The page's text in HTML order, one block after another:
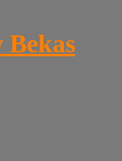
Bekas